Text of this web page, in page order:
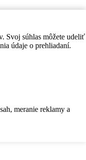
Svoj súhlas môžete udeliť
údaje o prehliadaní.
meranie reklamy a